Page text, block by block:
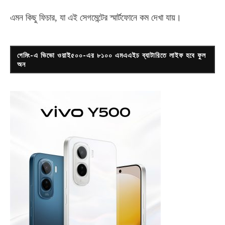
এমন কিছু ফিচার, যা এই সেগমেন্টের স্মার্টফোনে কম দেখা যায়।
গেমিং-এ ভিভো ওয়াই৫০০-এর ৮১০০ এমএএইচ ব্যাটারিতে লাইফ হবে ফুল
অন